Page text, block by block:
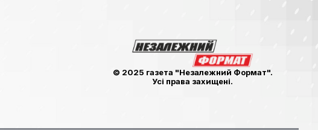
© 2025 газета "Незалежний Формат".
Усі права захищені.